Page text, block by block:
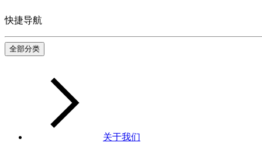
快捷导航
全部分类
关于我们